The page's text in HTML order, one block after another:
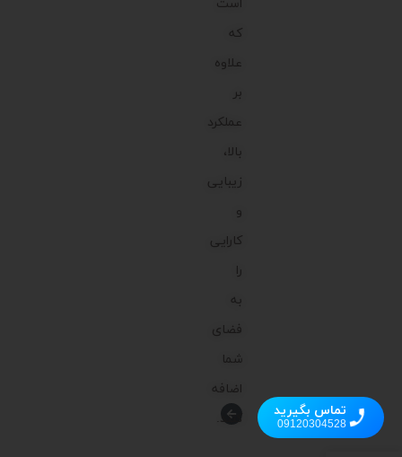
است
که
علاوه
بر
عملکرد
بالا،
زیبایی
و
کارایی
را
به
فضای
شما
اضافه
کنند.
تماس بگیرید
09120304528